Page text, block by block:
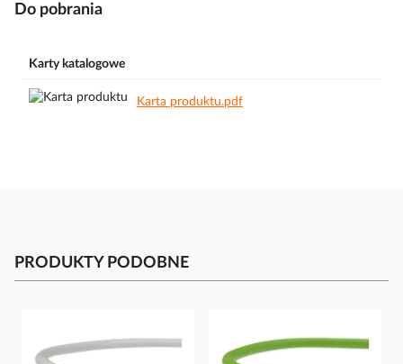
Do pobrania
Karty katalogowe
Karta produktu.pdf
PRODUKTY PODOBNE